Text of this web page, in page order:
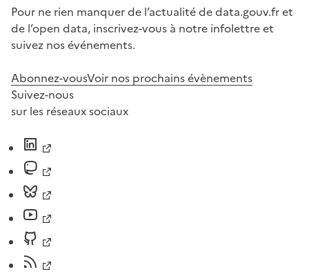
Pour ne rien manquer de l’actualité de data.gouv.fr et
de l’open data, inscrivez-vous à notre infolettre et
suivez nos événements.
Abonnez-vousVoir nos prochains évènements
Suivez-nous
sur les réseaux sociaux